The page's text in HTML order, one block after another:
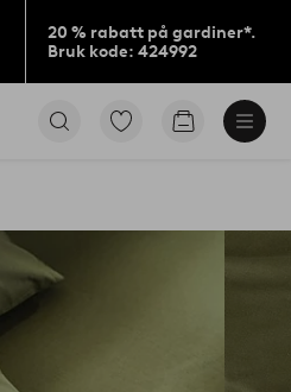
20 % rabatt på gardiner*.
Bruk kode: 424992
Gå
Gå